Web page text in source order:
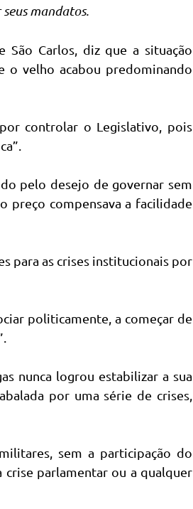
mandatos.
Carlos, diz que a situação
o velho acabou predominando
controlar o Legislativo, pois
pelo desejo de governar sem
preço compensava a facilidade
para as crises institucionais por
politicamente, a começar de
nunca logrou estabilizar a sua
por uma série de crises,
sem a participação do
crise parlamentar ou a qualquer